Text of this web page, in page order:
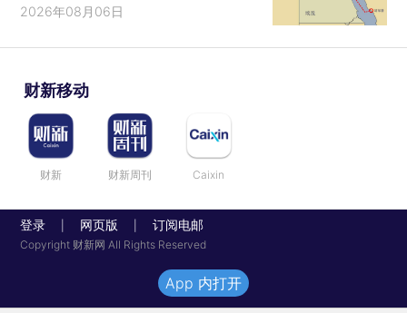
2026年08月06日
财新移动
财新 财新周刊 Caixin
登录 网页版 订阅电邮
Copyright 财新网 All Rights Reserved
App 内打开